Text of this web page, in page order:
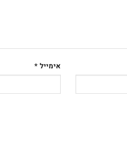
אימייל*